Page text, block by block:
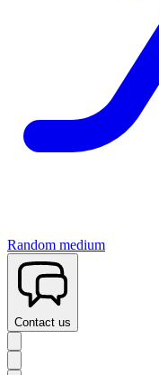
Random medium
Contact us